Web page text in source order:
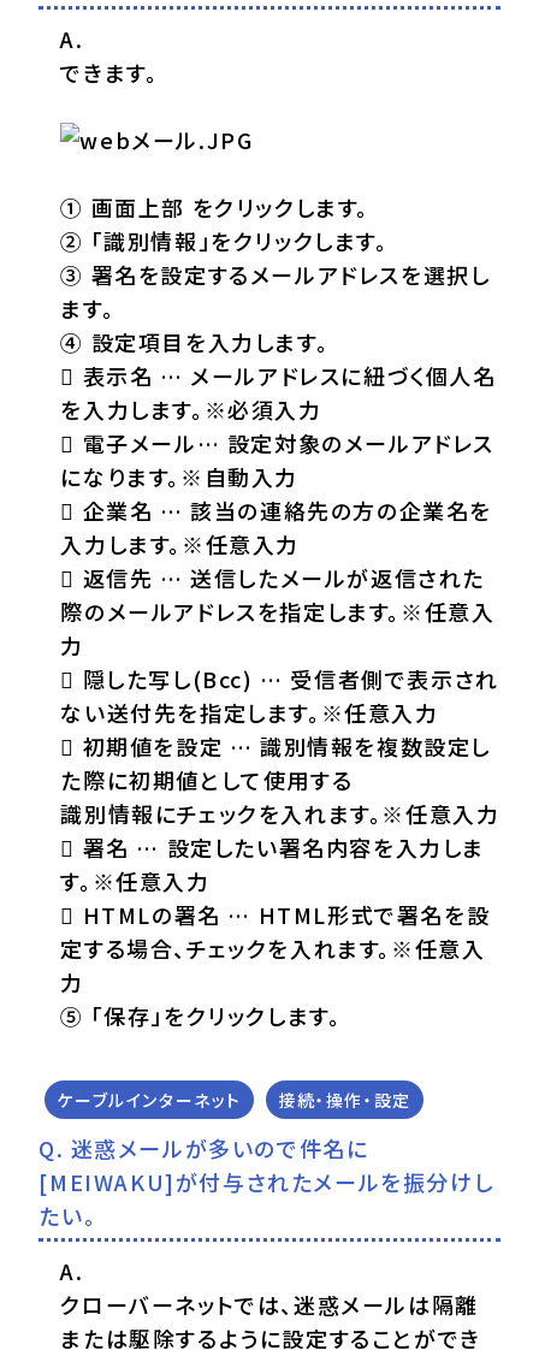
できます。
① 画面上部 をクリックします。
② 「識別情報」をクリックします。
③ 署名を設定するメールアドレスを選択し
ます。
④ 設定項目を入力します。
 表示名 … メールアドレスに紐づく個人名
を入力します。※必須入力
 電子メール… 設定対象のメールアドレス
になります。※自動入力
 企業名 … 該当の連絡先の方の企業名を
入力します。※任意入力
 返信先 … 送信したメールが返信された
際のメールアドレスを指定します。※任意入
力
 隠した写し(Bcc) … 受信者側で表示され
ない送付先を指定します。※任意入力
 初期値を設定 … 識別情報を複数設定し
た際に初期値として使用する
識別情報にチェックを入れます。※任意入力
 署名 … 設定したい署名内容を入力しま
す。※任意入力
 HTMLの署名 … HTML形式で署名を設
定する場合、チェックを入れます。※任意入
力
⑤ 「保存」をクリックします。
ケーブルインターネット 接続・操作・設定
迷惑メールが多いので件名に
[MEIWAKU]が付与されたメールを振分けし
たい。
クローバーネットでは、迷惑メールは隔離
または駆除するように設定することができ